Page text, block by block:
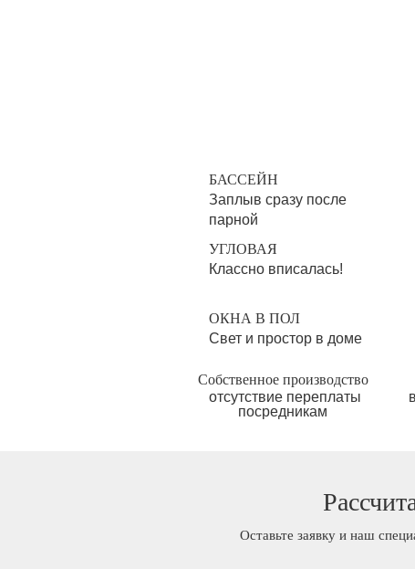
БАССЕЙН
Заплыв сразу после
парной
УГЛОВАЯ
Классно вписалась!
ОКНА В ПОЛ
Свет и простор в доме
Собственное производство
отсутствие переплаты
посредникам
Оставьте заявку и наш